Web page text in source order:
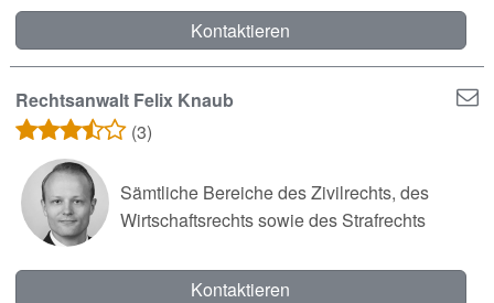
Kontaktieren
Rechtsanwalt Felix Knaub
(3)
Sämtliche Bereiche des Zivilrechts, des
Wirtschaftsrechts sowie des Strafrechts
Kontaktieren